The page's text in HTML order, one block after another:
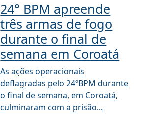
24° BPM apreende
três armas de fogo
durante o final de
semana em Coroatá
As ações operacionais
deflagradas pelo 24ºBPM durante
o final de semana, em Coroatá,
culminaram com a prisão...